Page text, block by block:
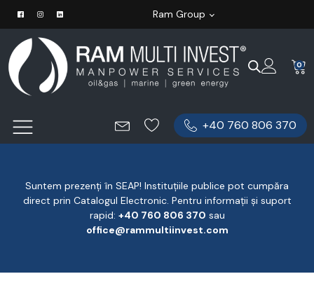
Ram Group
0
+40 760 806 370
Suntem prezenți în SEAP! Instituțiile publice pot cumpăra
direct prin Catalogul Electronic. Pentru informații și suport
rapid: ‪+40 760 806 370 ‬ sau
office@rammultiinvest.com